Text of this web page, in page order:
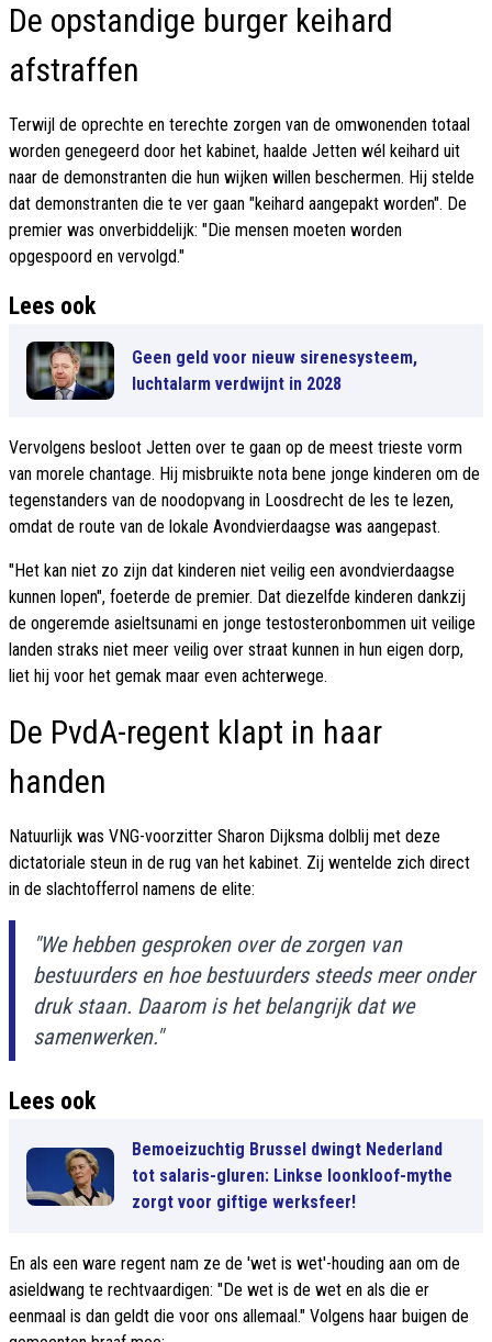
De opstandige burger keihard
afstraffen
Terwijl de oprechte en terechte zorgen van de omwonenden totaal
worden genegeerd door het kabinet, haalde Jetten wél keihard uit
naar de demonstranten die hun wijken willen beschermen. Hij stelde
dat demonstranten die te ver gaan "keihard aangepakt worden". De
premier was onverbiddelijk: "Die mensen moeten worden
opgespoord en vervolgd."
Lees ook
Geen geld voor nieuw sirenesysteem,
luchtalarm verdwijnt in 2028
Vervolgens besloot Jetten over te gaan op de meest trieste vorm
van morele chantage. Hij misbruikte nota bene jonge kinderen om de
tegenstanders van de noodopvang in Loosdrecht de les te lezen,
omdat de route van de lokale Avondvierdaagse was aangepast.
"Het kan niet zo zijn dat kinderen niet veilig een avondvierdaagse
kunnen lopen", foeterde de premier. Dat diezelfde kinderen dankzij
de ongeremde asieltsunami en jonge testosteronbommen uit veilige
landen straks niet meer veilig over straat kunnen in hun eigen dorp,
liet hij voor het gemak maar even achterwege.
De PvdA-regent klapt in haar
handen
Natuurlijk was VNG-voorzitter Sharon Dijksma dolblij met deze
dictatoriale steun in de rug van het kabinet. Zij wentelde zich direct
in de slachtofferrol namens de elite:
"We hebben gesproken over de zorgen van
bestuurders en hoe bestuurders steeds meer onder
druk staan. Daarom is het belangrijk dat we
samenwerken."
Lees ook
Bemoeizuchtig Brussel dwingt Nederland
tot salaris-gluren: Linkse loonkloof-mythe
zorgt voor giftige werksfeer!
En als een ware regent nam ze de 'wet is wet'-houding aan om de
asieldwang te rechtvaardigen: "De wet is de wet en als die er
eenmaal is dan geldt die voor ons allemaal." Volgens haar buigen de